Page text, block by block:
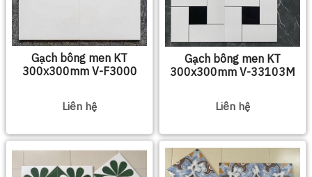
Gạch bông men KT
300x300mm V-F3000
Liên hệ
Gạch bông men KT
300x300mm V-33103M
Liên hệ